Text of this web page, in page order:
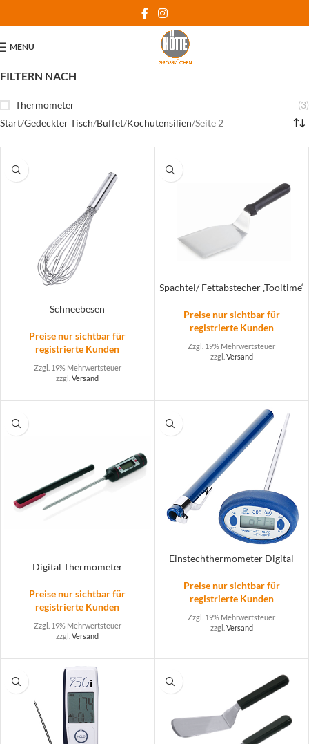
MENU
FILTERN NACH
Thermometer
(3)
Start Gedeckter Tisch Buffet Kochutensilien Seite 2
Schneebesen
Preise nur sichtbar für
registrierte Kunden
Zzgl. 19% Mehrwertsteuer
zzgl.Versand
Spachtel/ Fettabstecher ‚Tooltime‘
Preise nur sichtbar für
registrierte Kunden
Zzgl. 19% Mehrwertsteuer
zzgl. Versand
Digital Thermometer
Preise nur sichtbar für
registrierte Kunden
Zzgl. 19% Mehrwertsteuer
zzgl.Versand
Einstechthermometer Digital
Preise nur sichtbar für
registrierte Kunden
Zzgl. 19% Mehrwertsteuer
zzgl. Versand